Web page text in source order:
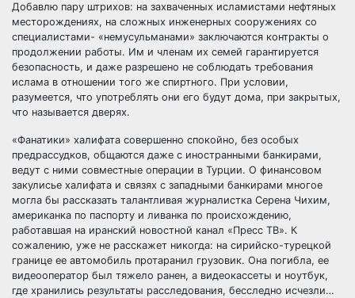
Добавлю пару штрихов: на захваченных исламистами нефтяных
месторождениях, на сложных инженерных сооружениях со
специалистами- «немусульманами» заключаются контракты о
продолжении работы. Им и членам их семей гарантируется
безопасность, и даже разрешено не соблюдать требования
ислама в отношении того же спиртного. При условии,
разумеется, что употреблять они его будут дома, при закрытых,
что называется дверях.
«Фанатики» халифата совершенно спокойно, без особых
предрассудков, общаются даже с иностранными банкирами,
ведут с ними совместные операции в Турции. О финансовом
закулисье халифата и связях с западными банкирами многое
могла бы рассказать талантливая журналистка Серена Чихим,
американка по паспорту и ливанка по происхождению,
работавшая на иранский новостной канал «Пресс ТВ». К
сожалению, уже не расскажет никогда: на сирийско-турецкой
границе ее автомобиль протаранил грузовик. Она погибла, ее
видеооператор был тяжело ранен, а видеокассеты и ноутбук,
где хранились результаты расследования, бесследно исчезли…